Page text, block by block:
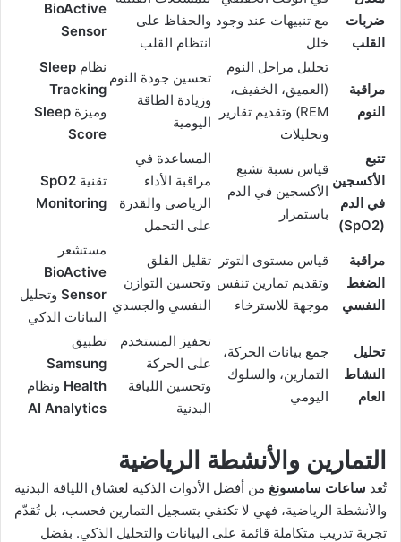
ضربات
القلب
مع تنبيهات عند وجود
خلل
والحفاظ على
انتظام القلب
BioActive
Sensor
مراقبة
النوم
تحليل مراحل النوم
(العميق، الخفيف،
REM) وتقديم تقارير
وتحليلات
تحسين جودة النوم
وزيادة الطاقة
اليومية
نظام Sleep
Tracking
وميزة Sleep
Score
تتبع
الأكسجين
في الدم
(SpO2)
قياس نسبة تشبع
الأكسجين في الدم
باستمرار
المساعدة في
مراقبة الأداء
الرياضي والقدرة
على التحمل
تقنية SpO2
Monitoring
مراقبة
الضغط
النفسي
قياس مستوى التوتر
وتقديم تمارين تنفس
موجهة للاسترخاء
تقليل القلق
وتحسين التوازن
النفسي والجسدي
مستشعر
BioActive
Sensor وتحليل
البيانات الذكي
تحليل
النشاط
العام
جمع بيانات الحركة،
التمارين، والسلوك
اليومي
تحفيز المستخدم
على الحركة
وتحسين اللياقة
البدنية
تطبيق
Samsung
Health ونظام
AI Analytics
التمارين والأنشطة الرياضية
تُعد ساعات سامسونغ من أفضل الأدوات الذكية لعشاق اللياقة البدنية
والأنشطة الرياضية، فهي لا تكتفي بتسجيل التمارين فحسب، بل تُقدّم
تجربة تدريب متكاملة قائمة على البيانات والتحليل الذكي. بفضل